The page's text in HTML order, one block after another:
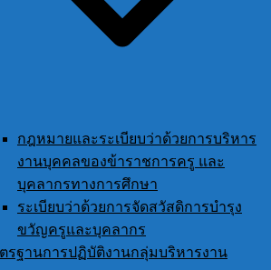
กฎหมายและระเบียบว่าด้วยการบริหาร
งานบุคคลของข้าราชการครู และ
บุคลากรทางการศึกษา
ระเบียบว่าด้วยการจัดสวัสดิการบำรุง
ขวัญครูและบุคลากร
รฐานการปฏิบัติงานกลุ่มบริหารงาน